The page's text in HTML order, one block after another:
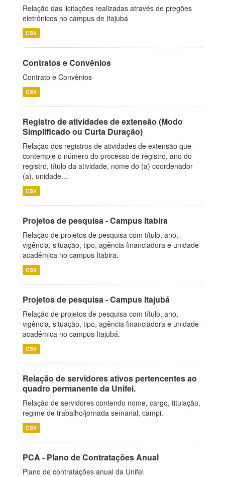
Relação das licitações realizadas através de pregões
eletrônicos no campus de Itajubá
CSV
Contratos e Convênios
Contrato e Convênios
CSV
Registro de atividades de extensão (Modo
Simplificado ou Curta Duração)
Relação dos registros de atividades de extensão que
contemple o número do processo de registro, ano do
registro, título da atividade, nome do (a) coordenador
(a), unidade...
CSV
Projetos de pesquisa - Campus Itabira
Relação de projetos de pesquisa com título, ano,
vigência, situação, tipo, agência financiadora e unidade
acadêmica no campus Itabira.
CSV
Projetos de pesquisa - Campus Itajubá
Relação de projetos de pesquisa com título, ano,
vigência, situação, tipo, agência financiadora e unidade
acadêmica no campus Itajubá.
CSV
Relação de servidores ativos pertencentes ao
quadro permanente da Unifei.
Relação de servidores contendo nome, cargo, titulação,
regime de trabalho/jornada semanal, campi.
CSV
PCA - Plano de Contratações Anual
Plano de contratações anual da Unifei